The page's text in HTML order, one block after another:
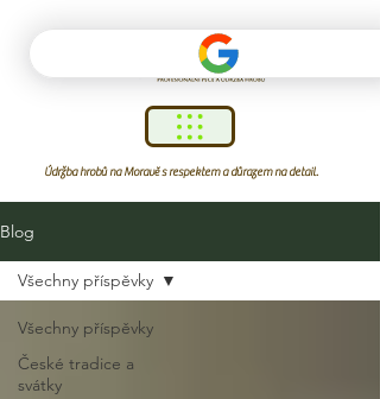
Údržba hrobů na Moravě s respektem a důrazem na detail.
Blog
Všechny příspěvky
České tradice a
svátky
Všechny příspěvky